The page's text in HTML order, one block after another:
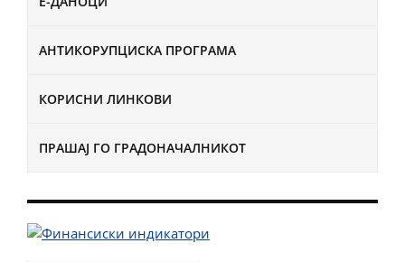
АНТИКОРУПЦИСКА ПРОГРАМА
КОРИСНИ ЛИНКОВИ
ПРАШАЈ ГО ГРАДОНАЧАЛНИКОТ